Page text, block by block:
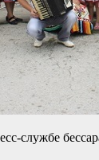
службе